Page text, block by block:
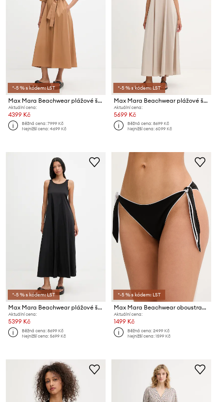
*-5 % s kódem: LST
Max Mara Beachwear plážové šaty dámské COGNAC
Aktuální cena:
4399 Kč
Běžná cena:7999 Kč
Nejnižší cena:4699 Kč
*-5 % s kódem: LST
Max Mara Beachwear plážové šaty dámské SETA
Aktuální cena:
5699 Kč
Běžná cena:8699 Kč
Nejnižší cena:6099 Kč
*-5 % s kódem: LST
Max Mara Beachwear plážové šaty dámské SETA
Aktuální cena:
5399 Kč
Běžná cena:8699 Kč
Nejnižší cena:5699 Kč
*-5 % s kódem: LST
Max Mara Beachwear oboustranné koupací kalhotky dámské SELLA
Aktuální cena:
1499 Kč
Běžná cena:2499 Kč
Nejnižší cena:1599 Kč